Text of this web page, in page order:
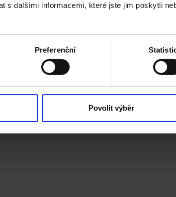
s dalšími informacemi, které jste jim poskytli
Preferenční
Povolit výběr